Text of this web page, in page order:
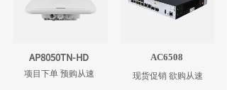
现货促销 欲购从速
AC6508
AP8050TN-HD
项目下单 预购从速